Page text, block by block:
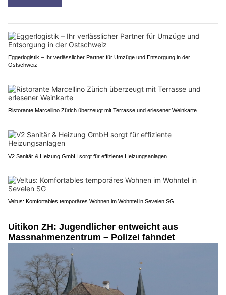
Eggerlogistik – Ihr verlässlicher Partner für Umzüge und Entsorgung in der
Ostschweiz
Ristorante Marcellino Zürich überzeugt mit Terrasse und erlesener Weinkarte
V2 Sanitär & Heizung GmbH sorgt für effiziente Heizungsanlagen
Veltus: Komfortables temporäres Wohnen im Wohntel in Sevelen SG
Uitikon ZH: Jugendlicher entweicht aus
Massnahmenzentrum – Polizei fahndet